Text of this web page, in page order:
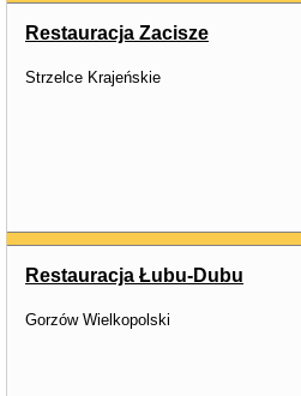
Restauracja Zacisze
Strzelce Krajeńskie
Restauracja Łubu-Dubu
Gorzów Wielkopolski